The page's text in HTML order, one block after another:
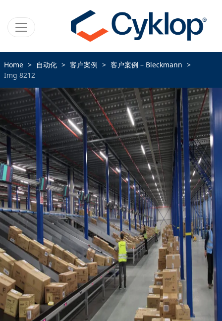
Home 自动化 客户案例
客户案例 – Bleckmann
Img 8212